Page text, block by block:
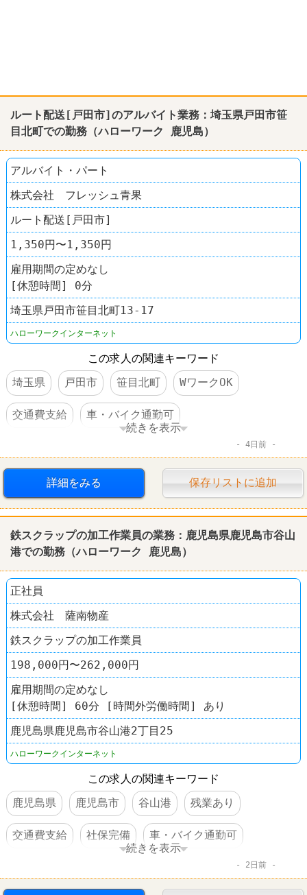
ルート配送[戸田市]のアルバイト業務：埼玉県戸田市笹
目北町での勤務（ハローワーク 鹿児島）
アルバイト・パート
株式会社 フレッシュ青果
ルート配送[戸田市]
1,350円〜1,350円
雇用期間の定めなし
[休憩時間] 0分
埼玉県戸田市笹目北町13-17
ハローワークインターネット
この求人の関連キーワード
埼玉県
戸田市 笹目北町 WワークOK
交通費支給 車・バイク通勤可
ホテル･旅館
続きを表示
4日前
詳細をみる 保存リストに追加
鉄スクラップの加工作業員の業務： 鹿児島県鹿児島市谷山
港での勤務（ハローワーク 鹿児島）
正社員
株式会社 薩南物産
鉄スクラップの加工作業員
198,000円〜262,000円
雇用期間の定めなし
[休憩時間] 60分 [時間外労働時間] あり
鹿児島県鹿児島市谷山港2丁目25
ハローワークインターネット
この求人の関連キーワード
鹿児島県
鹿児島市 谷山港 残業あり
交通費支給 社保完備 車・バイク通勤可
続きを表示
2日前